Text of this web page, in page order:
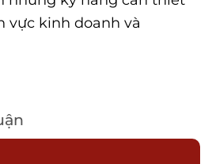
vực kinh doanh và